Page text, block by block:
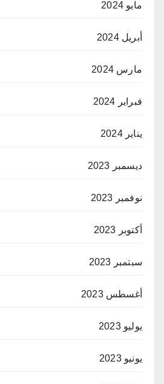
مايو 2024
أبريل 2024
مارس 2024
فبراير 2024
يناير 2024
ديسمبر 2023
نوفمبر 2023
أكتوبر 2023
سبتمبر 2023
أغسطس 2023
يوليو 2023
يونيو 2023